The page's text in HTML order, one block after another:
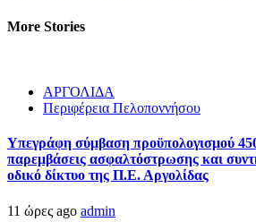
More Stories
ΑΡΓΟΛΙΔΑ
Περιφέρεια Πελοποννήσου
Υπεγράφη σύμβαση προϋπολογισμού
παρεμβάσεις ασφαλτόστρωσης και
οδικό δίκτυο της Π.Ε. Αργολίδας
11 ώρες ago admin